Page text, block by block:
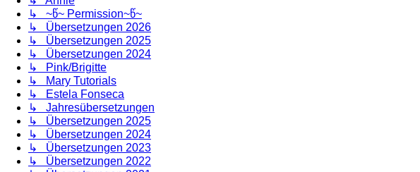
↳ ~წ~ Permission~წ~
↳ Übersetzungen 2026
↳ Übersetzungen 2025
↳ Übersetzungen 2024
↳ Pink/Brigitte
↳ Mary Tutorials
↳ Estela Fonseca
↳ Jahresübersetzungen
↳ Übersetzungen 2025
↳ Übersetzungen 2024
↳ Übersetzungen 2023
↳ Übersetzungen 2022